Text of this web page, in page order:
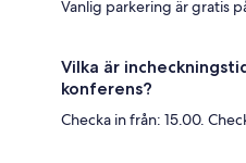
Vanlig parkering är gratis
Vilka är
konferens?
Checka in från: 15.00.